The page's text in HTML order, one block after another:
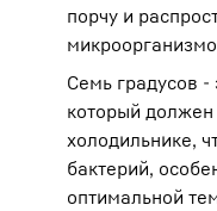
порчу и
Семь градусов -
который
холодильнике,
бактерий,
оптимальной